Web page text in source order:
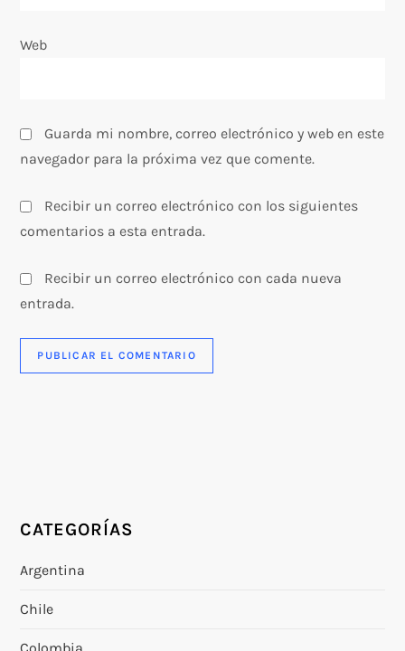
d
s
Web
Guarda mi nombre, correo electrónico y web en este
navegador para la próxima vez que comente.
Recibir un correo electrónico con los siguientes
comentarios a esta entrada.
Recibir un correo electrónico con cada nueva
entrada.
CATEGORÍAS
Argentina
Chile
Colombia